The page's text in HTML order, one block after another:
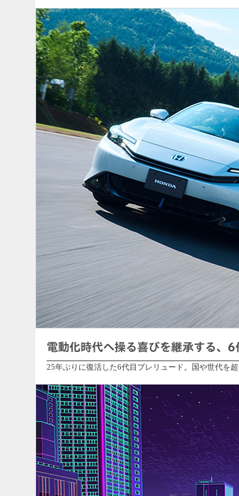
電動化時代へ操る喜びを継承する、
25年ぶりに復活した6代目プレリュード。国や世代を